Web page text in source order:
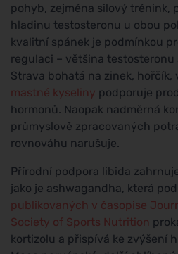
pohyb, zejména silový trénink,
hladinu testosteronu u obou
kvalitní spánek je podmínkou
regulaci – většina testosteronu
Strava bohatá na zinek, hořčík,
mastné kyseliny podporuje
hormonů. Naopak nadměrná
průmyslově zpracovaných
rovnováhu narušuje.
Přírodní podpora libida
jako je ashwagandha, která
publikovaných v časopise
Society of Sports Nutrition
kortizolu a přispívá ke zvýšení